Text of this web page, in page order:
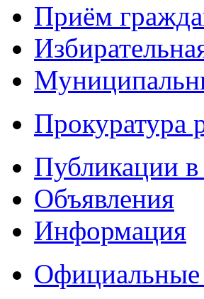
Приём
Прокуратура
Публикации в
Объявления
Информация